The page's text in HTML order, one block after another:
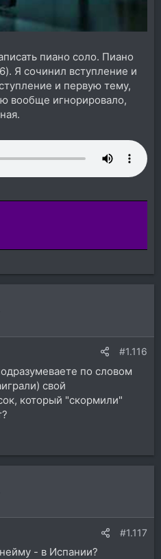
пиано соло. Пиано
Я сочинил вступление и
и первую тему,
вообще игнорировало,
#1.116
по словом
свой
который "скормили"
#1.117
- в Испании?